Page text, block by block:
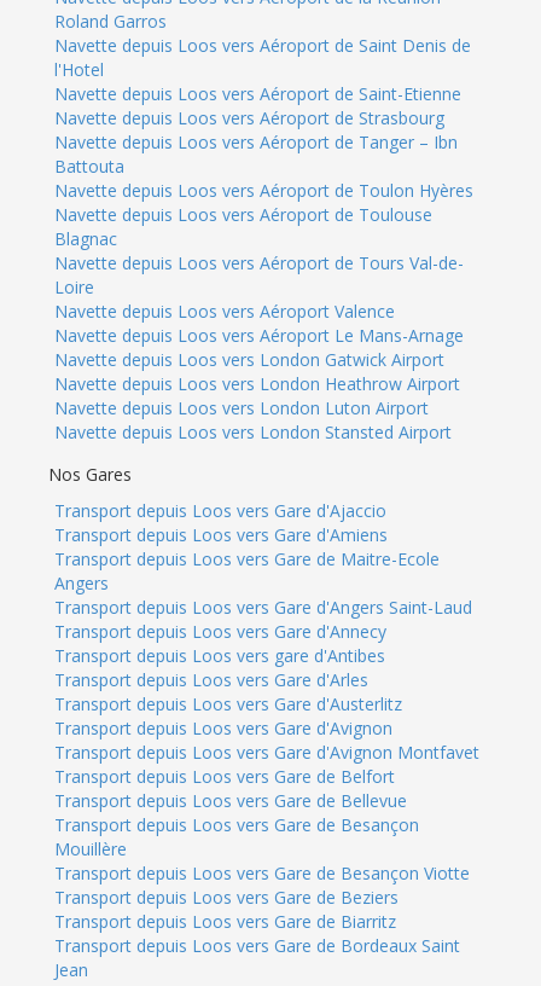
Roland Garros
Navette depuis Loos vers Aéroport de Saint Denis de
l'Hotel
Navette depuis Loos vers Aéroport de Saint-Etienne
Navette depuis Loos vers Aéroport de Strasbourg
Navette depuis Loos vers Aéroport de Tanger – Ibn
Battouta
Navette depuis Loos vers Aéroport de Toulon Hyères
Navette depuis Loos vers Aéroport de Toulouse
Blagnac
Navette depuis Loos vers Aéroport de Tours Val-de-
Loire
Navette depuis Loos vers Aéroport Valence
Navette depuis Loos vers Aéroport Le Mans-Arnage
Navette depuis Loos vers London Gatwick Airport
Navette depuis Loos vers London Heathrow Airport
Navette depuis Loos vers London Luton Airport
Navette depuis Loos vers London Stansted Airport
Nos Gares
Transport depuis Loos vers Gare d'Ajaccio
Transport depuis Loos vers Gare d'Amiens
Transport depuis Loos vers Gare de Maitre-Ecole
Angers
Transport depuis Loos vers Gare d'Angers Saint-Laud
Transport depuis Loos vers Gare d'Annecy
Transport depuis Loos vers gare d'Antibes
Transport depuis Loos vers Gare d'Arles
Transport depuis Loos vers Gare d'Austerlitz
Transport depuis Loos vers Gare d'Avignon
Transport depuis Loos vers Gare d'Avignon Montfavet
Transport depuis Loos vers Gare de Belfort
Transport depuis Loos vers Gare de Bellevue
Transport depuis Loos vers Gare de Besançon
Mouillère
Transport depuis Loos vers Gare de Besançon Viotte
Transport depuis Loos vers Gare de Beziers
Transport depuis Loos vers Gare de Biarritz
Transport depuis Loos vers Gare de Bordeaux Saint
Jean